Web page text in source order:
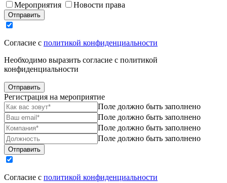
Мероприятия
Новости права
Отправить
Согласие с политикой конфиденциальности
Необходимо выразить согласие с политикой
конфиденциальности
Отправить
Регистрация на мероприятие
Поле должно быть заполнено
Поле должно быть заполнено
Поле должно быть заполнено
Поле должно быть заполнено
Отправить
Согласие с политикой конфиденциальности